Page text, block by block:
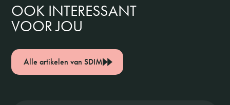
OOK INTERESSANT
VOOR JOU
Alle artikelen van SDIM